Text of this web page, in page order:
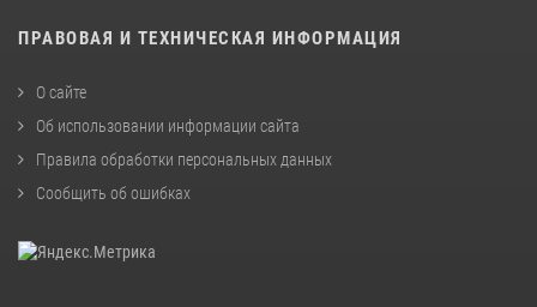
ПРАВОВАЯ И ТЕХНИЧЕСКАЯ ИНФОРМАЦИЯ
О сайте
Об использовании информации сайта
Правила обработки персональных данных
Сообщить об ошибках